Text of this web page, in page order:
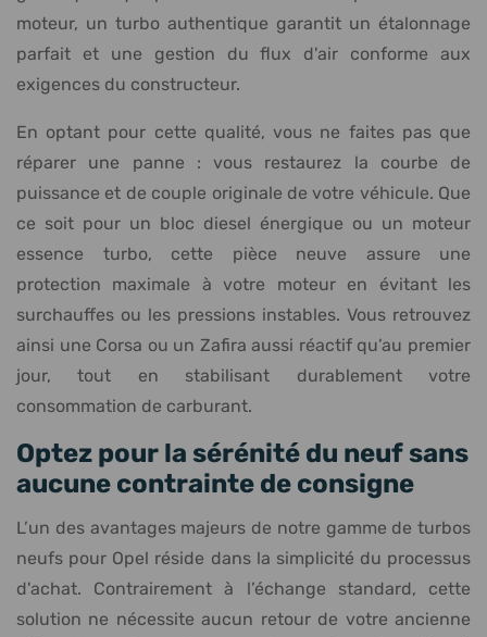
moteur, un turbo authentique garantit un étalonnage
parfait et une gestion du flux d'air conforme aux
exigences du constructeur.
En optant pour cette qualité, vous ne faites pas que
réparer une panne : vous restaurez la courbe de
puissance et de couple originale de votre véhicule. Que
ce soit pour un bloc diesel énergique ou un moteur
essence turbo, cette pièce neuve assure une
protection maximale à votre moteur en évitant les
surchauffes ou les pressions instables. Vous retrouvez
ainsi une Corsa ou un Zafira aussi réactif qu’au premier
jour, tout en stabilisant durablement votre
consommation de carburant.
Optez pour la sérénité du neuf sans
aucune contrainte de consigne
L’un des avantages majeurs de notre gamme de turbos
neufs pour Opel réside dans la simplicité du processus
d'achat. Contrairement à l’échange standard, cette
solution ne nécessite aucun retour de votre ancienne